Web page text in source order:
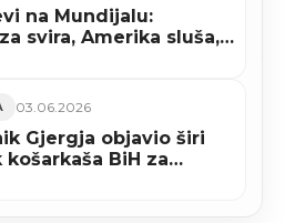
na Mundijalu:
svira, Amerika sluša,
03.06.2026
Gjergja objavio širi
košarkaša BiH za